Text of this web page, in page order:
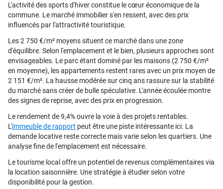
L'activité des sports d'hiver constitue le cœur économique de la
commune. Le marché immobilier s'en ressent, avec des prix
influencés par l'attractivité touristique.
Les 2 750 €/m² moyens situent ce marché dans une zone
d'équilibre. Selon l'emplacement et le bien, plusieurs approches sont
envisageables. Le parc étant dominé par les maisons (2 750 €/m²
en moyenne), les appartements restent rares avec un prix moyen de
2 151 €/m². La hausse modérée sur cinq ans rassure sur la stabilité
du marché sans créer de bulle spéculative. L'année écoulée montre
des signes de reprise, avec des prix en progression.
Le rendement de 9,4% ouvre la voie à des projets rentables.
L'immeuble de rapport peut être une piste intéressante ici. La
demande locative reste correcte mais varie selon les quartiers. Une
analyse fine de l'emplacement est nécessaire.
Le tourisme local offre un potentiel de revenus complémentaires via
la location saisonnière. Une stratégie à étudier selon votre
disponibilité pour la gestion.